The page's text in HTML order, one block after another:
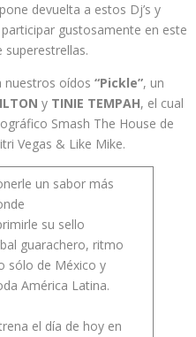
devuelta a estos Dj’s y
gustosamente en este
nuestros oídos “Pickle”, un
y TINIE TEMPAH, el cual
Smash The House de
Vegas & Like Mike.
un sabor más
su sello
guarachero, ritmo
sólo de México y
América Latina.
el día de hoy en